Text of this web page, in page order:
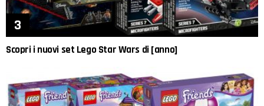
Scopri i nuovi set Lego Star Wars di [anno]